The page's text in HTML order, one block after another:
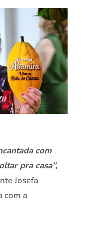
com
pra casa”,
Josefa
com a